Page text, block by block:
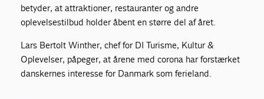
betyder, at attraktioner, restauranter og andre
oplevelsestilbud holder åbent en større del af året.
Lars Bertolt Winther, chef for DI Turisme, Kultur &
Oplevelser, påpeger, at årene med corona har forstærket
danskernes interesse for Danmark som ferieland.